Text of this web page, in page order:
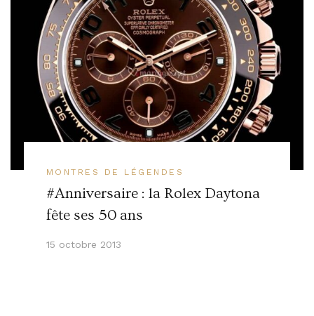
MONTRES DE LÉGENDES
#Anniversaire : la Rolex Daytona
fête ses 50 ans
15 octobre 2013